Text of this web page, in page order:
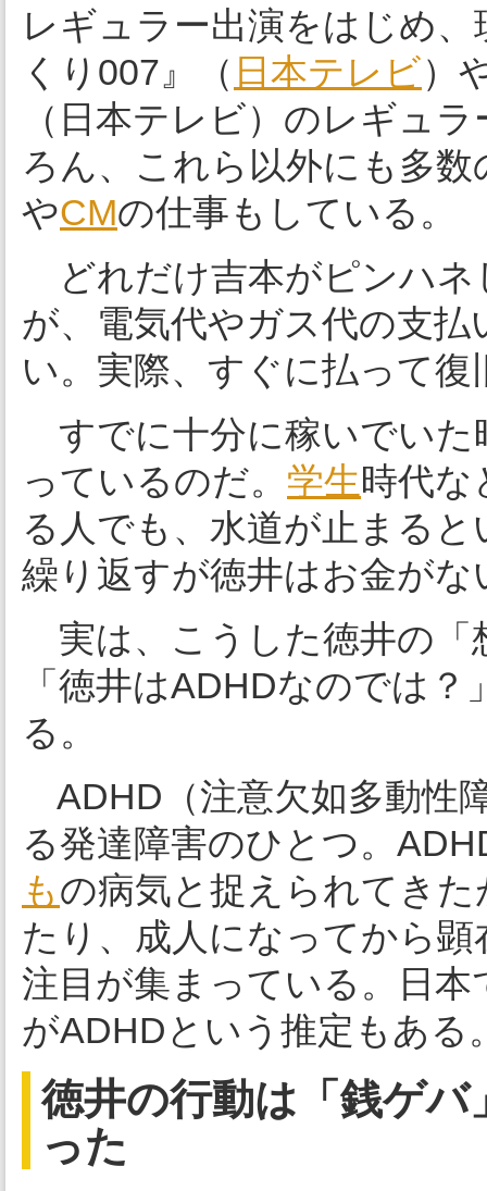
レギュラー出演をはじめ
くり007』（ 日本テレビ）
（日本テレビ）のレギュ
ろん、これら以外にも多数
やCMの仕事もしている。
どれだけ吉本がピンハネ
が、電気代やガス代の支
い。実際、すぐに払って
すでに十分に稼いでいた
っているのだ。 学生時代な
る人でも、水道が止まる
繰り返すが徳井はお金が
実は、こうした徳井の「
「徳井はADHDなのでは
る。
ADHD（注意欠如多動性
る発達障害のひとつ。
もの病気と捉えられてき
たり、成人になってから
注目が集まっている。日
がADHDという推定もある
徳井の行動は「銭ゲ
った